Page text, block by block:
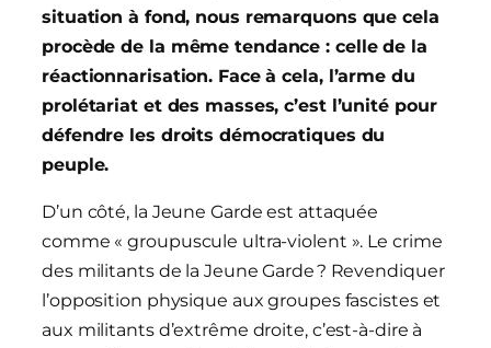
situation à fond, nous remarquons que cela
procède de la même tendance : celle de la
réactionnarisation. Face à cela, l’arme du
prolétariat et des masses, c’est l’unité pour
défendre les droits démocratiques du
peuple.
D’un côté, la Jeune Garde est attaquée
comme « groupuscule ultra-violent ». Le crime
des militants de la Jeune Garde ? Revendiquer
l’opposition physique aux groupes fascistes et
aux militants d’extrême droite, c’est-à-dire à